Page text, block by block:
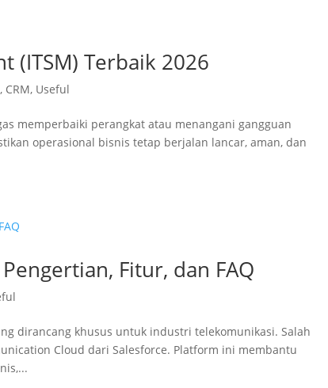
(ITSM) Terbaik 2026
, CRM, Useful
memperbaiki perangkat atau menangani gangguan
operasional bisnis tetap berjalan lancar, aman, dan
Fitur, dan FAQ
dirancang khusus untuk industri telekomunikasi. Salah
Cloud dari Salesforce. Platform ini membantu